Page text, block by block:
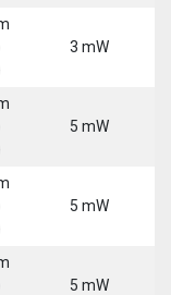
3 mW
5 mW
5 mW
5 mW